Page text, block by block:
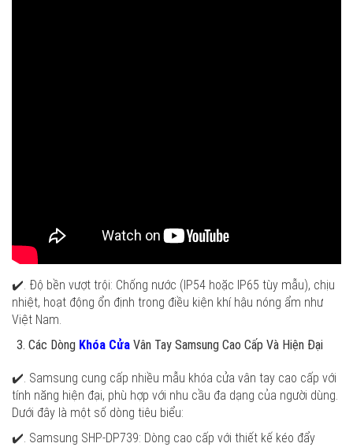
✔️. Độ bền vượt trội: Chống nước (IP54 hoặc IP65 tùy mẫu), chịu
nhiệt, hoạt động ổn định trong điều kiện khí hậu nóng ẩm như
Việt Nam.
Các Dòng Khóa CửaVân Tay Samsung Cao Cấp Và Hiện Đại
✔️. Samsung cung cấp nhiều mẫu khóa cửa vân tay cao cấp với
tính năng hiện đại, phù hợp với nhu cầu đa dạng của người dùng.
Dưới đây là một số dòng tiêu biểu:
✔️. Samsung SHP-DP739: Dòng cao cấp với thiết kế kéo đẩy